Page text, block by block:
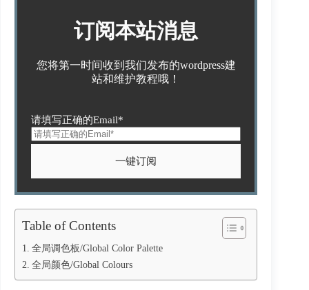
订阅本站消息
您将第一时间收到我们发布的wordpress建
站和维护教程哦！
请填写正确的Email*
Table of Contents
全局调色板/Global Color Palette
全局颜色/Global Colours